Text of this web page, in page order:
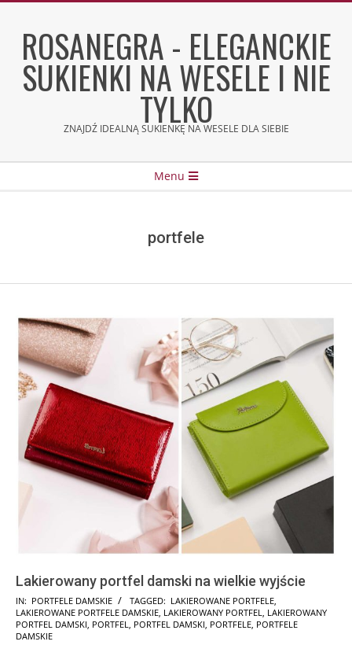
contentROSANEGRA - ELEGANCKIE
SUKIENKI NA WESELE I NIE
TYLKO
ZNAJDŹ IDEALNĄ SUKIENKĘ NA WESELE DLA SIEBIE
Menu
portfele
Lakierowany portfel damski na wielkie wyjście
2025-
06-
05
IN: PORTFELE DAMSKIE TAGGED: LAKIEROWANE PORTFELE,
LAKIEROWANE PORTFELE DAMSKIE, LAKIEROWANY PORTFEL, LAKIEROWANY
PORTFEL DAMSKI, PORTFEL, PORTFEL DAMSKI, PORTFELE, PORTFELE
DAMSKIE